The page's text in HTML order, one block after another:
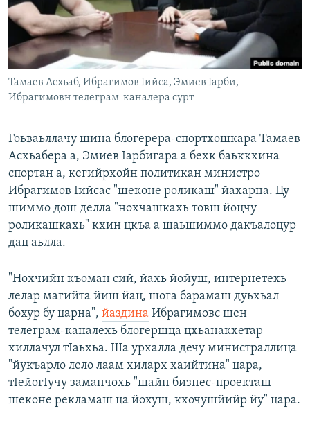
Тамаев Асхьаб, Ибрагимов Iийса, Эмиев Iарби,
Ибрагимовн телеграм-каналера сурт
Гоьваьллачу шина блогерера-спортхошкара Тамаев
Асхьабера а, Эмиев Iарбигара а бехк баьккхина
спортан а, кегийрхойн политикан министро
Ибрагимов Iийсас "шеконе роликаш" йахарна. Цу
шиммо дош делла "нохчашкахь товш йоцчу
роликашкахь" кхин цкъа а шаьшиммо дакъалоцур
дац аьлла.
"Нохчийн къоман сий, йахь йойуш, интернетехь
лелар магийта йиш йац, шога барамаш дуьхьал
бохур бу царна", йаздина Ибрагимовс шен
телеграм-каналехь блогершца цхьанакхетар
хиллачул тIаьхьа. Ша урхалла дечу министраллица
"йукъарло лело лаам хиларх хаийтина" цара,
тIейогIучу заманчохь "шайн бизнес-проекташ
шеконе рекламаш ца йохуш, кхочушйийр йу" цара.